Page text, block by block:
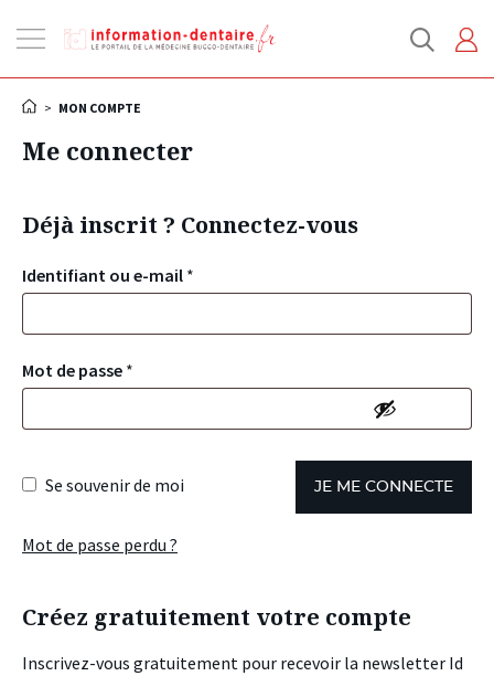
la
> MON COMPTE
Me connecter
Déjà inscrit ? Connectez-vous
Identifiant ou e-mail *
Mot de passe *
Se souvenir de moi JE ME CONNECTE
Mot de passe perdu ?
Créez gratuitement votre compte
Inscrivez-vous gratuitement pour recevoir la newsletter Id